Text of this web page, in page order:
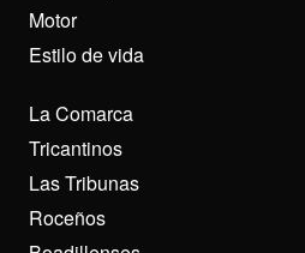
Motor
Estilo de vida
La Comarca
Tricantinos
Las Tribunas
Roceños